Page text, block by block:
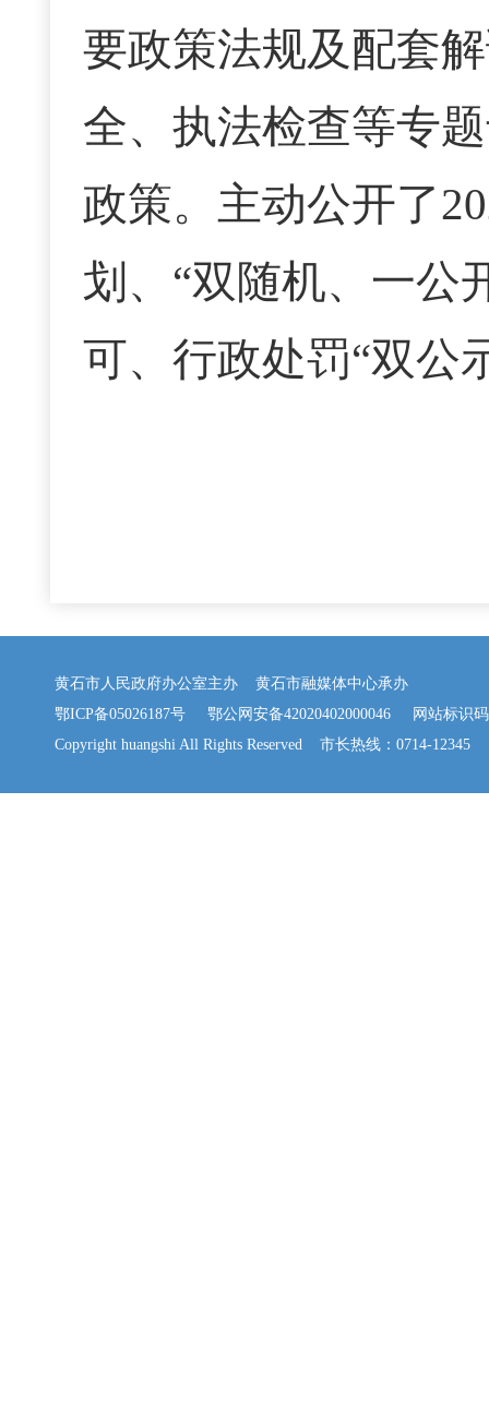
要政策法规及配套
全、执法检查等专
政策。主动公开了
划、“双随机、一公
可、行政处罚“双公
黄石市人民政府办公室主办 黄石市融媒体中心承办
鄂ICP备05026187号
鄂公网安备42020402000046 网站标识码
Copyright huangshi All Rights Reserved 市长热线：0714-12345